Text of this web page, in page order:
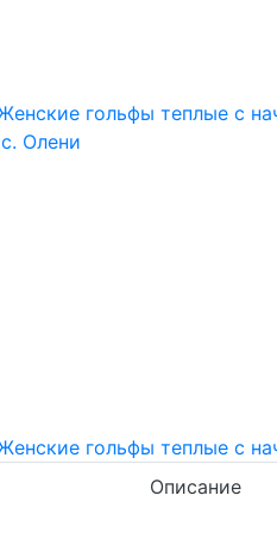
Описание